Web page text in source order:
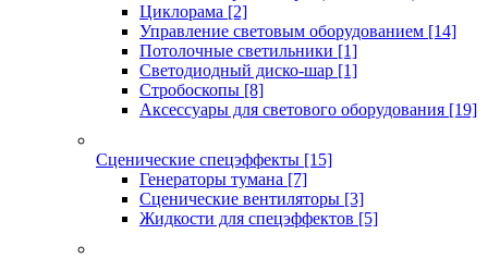
Циклорама [2]
Управление световым оборудованием [14]
Потолочные светильники [1]
Светодиодный диско-шар [1]
Стробоскопы [8]
Аксессуары для светового оборудования [19]
Сценические спецэффекты [15]
Генераторы тумана [7]
Сценические вентиляторы [3]
Жидкости для спецэффектов [5]